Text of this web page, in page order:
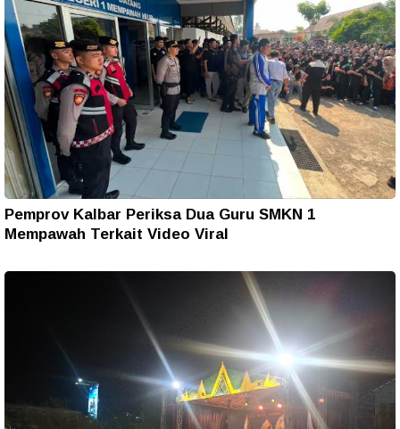
Pemprov Kalbar Periksa Dua Guru SMKN 1
Mempawah Terkait Video Viral